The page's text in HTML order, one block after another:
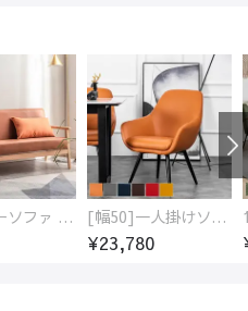
エアレザーソファ おしゃれ 無地 1人用 二人掛け 3人掛け [幅50]一人掛けソファ 高級合成皮革 コンパクト
¥23,780